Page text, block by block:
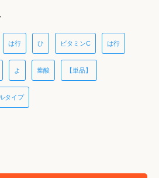
は行 ひ ビタミンC は行
よ 葉酸 【単品】
タイプ